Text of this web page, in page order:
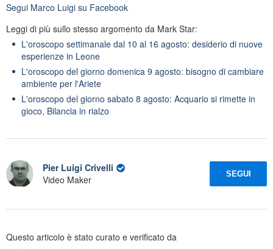
Segui Marco Luigi su Facebook
Leggi di più sullo stesso argomento da Mark Star:
L'oroscopo settimanale dal 10 al 16 agosto: desiderio di nuove
esperienze in Leone
L'oroscopo del giorno domenica 9 agosto: bisogno di cambiare
ambiente per l'Ariete
L'oroscopo del giorno sabato 8 agosto: Acquario si rimette in
gioco, Bilancia in rialzo
Pier Luigi Crivelli
Video Maker
SEGUI
Questo articolo è stato curato e verificato da